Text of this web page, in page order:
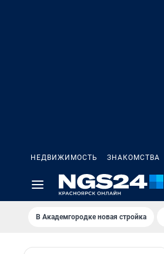
НЕДВИЖИМОСТЬ ЗНАКОМСТВА
В Академгородке новая стройка